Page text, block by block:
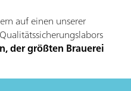
auf einen unserer
der größten Brauerei